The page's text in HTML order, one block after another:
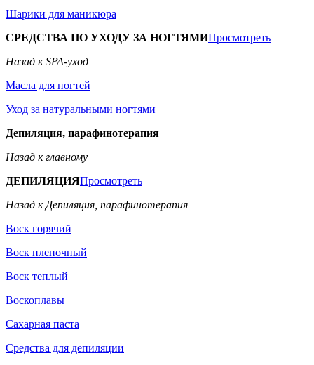
Шарики для маникюра
СРЕДСТВА ПО УХОДУ ЗА НОГТЯМИПросмотреть
Назад к SPA-уход
Масла для ногтей
Уход за натуральными ногтями
Депиляция, парафинотерапия
Назад к главному
ДЕПИЛЯЦИЯПросмотреть
Назад к Депиляция, парафинотерапия
Воск горячий
Воск пленочный
Воск теплый
Воскоплавы
Сахарная паста
Средства для депиляции